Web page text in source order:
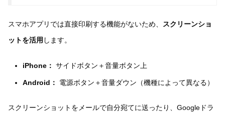
スマホアプリでは直接印刷する機能がないため、 スクリーンショ
ットを活用 します。
iPhone： サイドボタン＋音量ボタン上
Android： 電源ボタン＋音量ダウン（機種によって異なる）
スクリーンショットをメールで自分宛てに送ったり、Googleドラ